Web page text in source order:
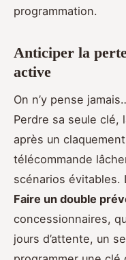
programmation.
Anticiper la
active
On n’y pense
Perdre sa seule clé,
après un
télécommande
scénarios évitables.
Faire un double
concessionnaires,
jours d’attente, un